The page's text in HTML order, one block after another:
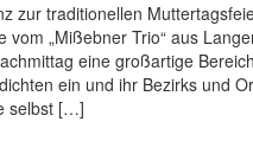
zur traditionellen
„Mißebner Trio“ aus
eine großartige
ein und ihr Bezirks und
selbst […]